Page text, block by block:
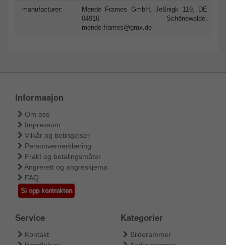
manufacturer:
Mende Frames GmbH, Jeßnigk 119, DE
04916 Schönewalde,
mende.frames@gmx.de
Informasjon
Om oss
Impressum
Vilkår og betingelser
Personvernerklæring
Frakt og betalingsmåter
Angrerett og angreskjema
FAQ
Si opp kontrakten
Service
Kontakt
Kategorier
Bilderammer